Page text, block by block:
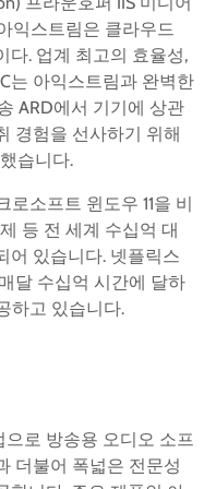
익스트림은 클라우드
다. 업계 최고의 효율성,
는 아익스트림과 완벽한
ARD에서 기기에 상관
경험을 선사하기 위해
습니다.
로소프트 윈도우 11을 비
등 전 세계 수십억 대
어 있습니다. 넷플릭스
달 수십억 시간에 달하
하고 있습니다.
로 방송용 오디오 소프
더불어 폭넓은 전문성